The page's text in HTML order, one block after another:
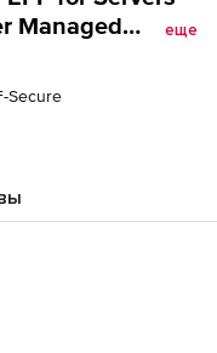
Managed
еще
Secure